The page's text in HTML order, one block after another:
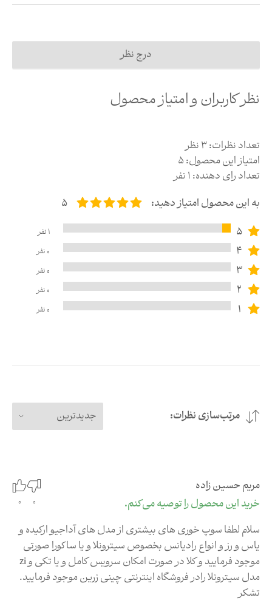
نظر کاربران و امتیاز محصول
درج نظر
تعداد نظرات:3نظر
امتیاز این محصول:5
تعداد رای دهنده:1نفر
به این محصول امتیاز دهید:
5
5
1نفر
4
0نفر
3
0نفر
2
0نفر
1
0نفر
مرتب‌سازی نظرات: جدیدترین
مریم حسین زاده
خرید این محصول را توصیه می‌کنم.
0
0
سلام لطفا سوپ خوری های بیشتری از مدل های آداجیو ارکیده و
یاس و رز و انواع رادیانس بخصوص سیترونلا و یا ساکورا صورتی
موجود فرمایید و کلا در صورت امکان سرویس کامل و یا تکی و zi
مدل سیترونلا رادر فروشگاه اینترنتی چینی زرین موجود فرمایید.
تشکر